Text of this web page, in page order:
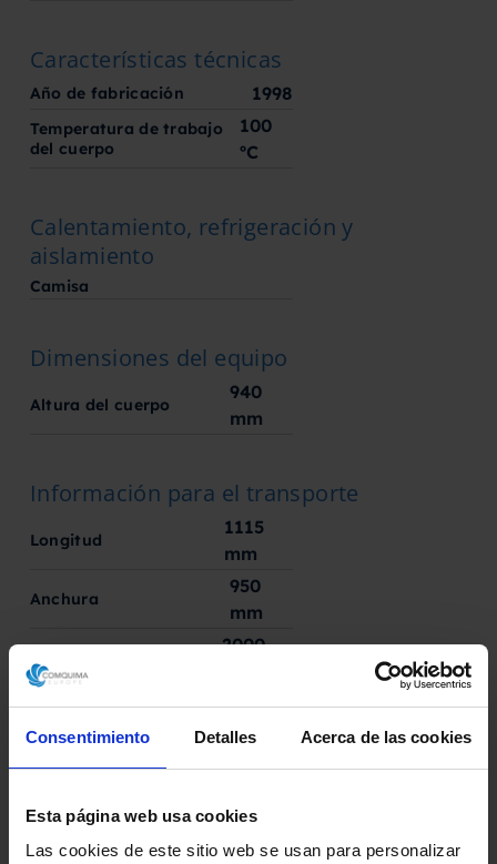
Consentimiento Detalles Acerca de las cookies
Esta página web usa cookies
Las cookies de este sitio web se usan para personalizar
Características técnicas
Año de fabricación 1998
Temperatura de trabajo
del cuerpo
100
ºC
Calentamiento, refrigeración y
aislamiento
Camisa
Dimensiones del equipo
Altura del cuerpo
940
mm
Información para el transporte
Longitud
1115
mm
Anchura
950
mm
2000
Descarga la ficha técnica